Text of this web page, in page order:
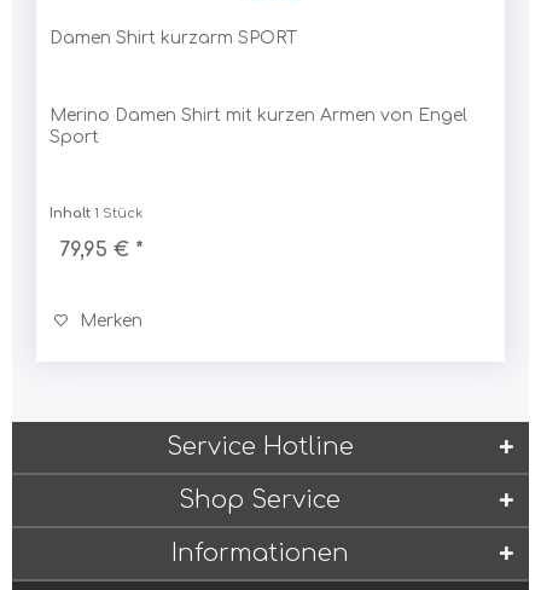
Damen Shirt kurzarm SPORT
Merino Damen Shirt mit kurzen Armen von Engel
Sport
Inhalt 1 Stück
79,95 € *
Merken
Service Hotline
Shop Service
Informationen